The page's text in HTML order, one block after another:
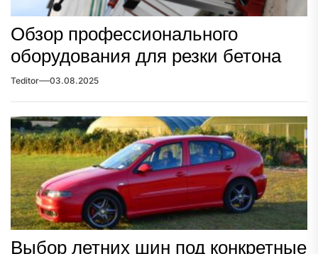
Обзор профессионального
оборудования для резки бетона
Teditor 03.08.2025
Выбор летних шин под конкретные